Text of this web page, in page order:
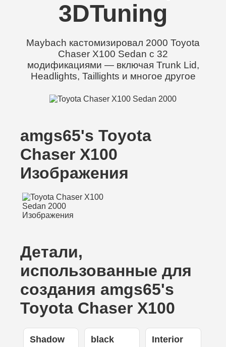
3DTuning
Maybach кастомизировал 2000 Toyota
Chaser X100 Sedan с 32
модификациями — включая Trunk Lid,
Headlights, Taillights и многое другое
amgs65's Toyota
Chaser X100
Изображения
Детали,
использованные для
создания amgs65's
Toyota Chaser X100
Shadow black Interior